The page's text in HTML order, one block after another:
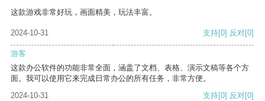
这款游戏非常好玩，画面精美，玩法丰富。
2024-10-31 支持[0] 反对[0]
游客
这款办公软件的功能非常全面，涵盖了文档、表格、演示文稿等各个方
面。我可以使用它来完成日常办公的所有任务，非常方便。
2024-10-31
支持[0] 反对[0]